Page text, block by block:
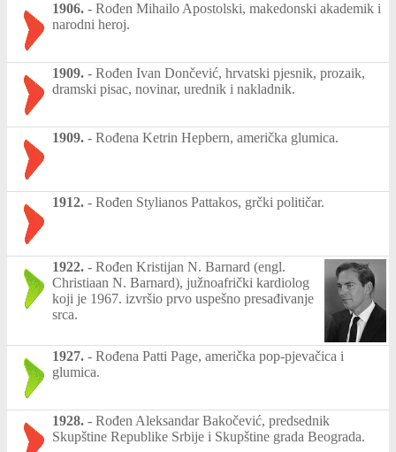
1906. - Rođen Mihailo Apostolski, makedonski akademik i
narodni heroj.
1909. - Rođen Ivan Dončević, hrvatski pjesnik, prozaik,
dramski pisac, novinar, urednik i nakladnik.
1909. - Rođena Ketrin Hepbern, američka glumica.
1912. - Rođen Stylianos Pattakos, grčki političar.
1922. - Rođen Kristijan N. Barnard (engl.
Christiaan N. Barnard), južnoafrički kardiolog
koji je 1967. izvršio prvo uspešno presađivanje
srca.
1927. - Rođena Patti Page, američka pop-pjevačica i
glumica.
1928. - Rođen Aleksandar Bakočević, predsednik
Skupštine Republike Srbije i Skupštine grada Beograda.